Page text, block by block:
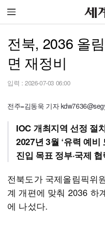
전북, 2036 올
면 재정비
입력 : 2026-07-03 06:00
전주=김동욱 기자
IOC 개최지역 선정 절
2027년 3월 ‘유력 예비
진입 목표 정부·국제
전북도가 국제올림픽위
계 개편에 맞춰 2036 하
에 나섰다.